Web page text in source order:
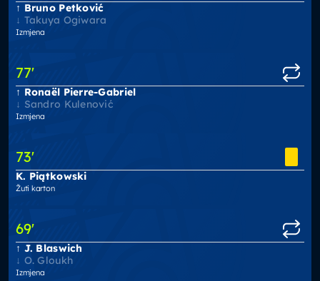
Bruno Petković
Takuya Ogiwara
Izmjena
77'
Ronaël Pierre-Gabriel
Sandro Kulenović
Izmjena
73'
K. Piątkowski
Žuti karton
69'
J. Blaswich
O. Gloukh
Izmjena